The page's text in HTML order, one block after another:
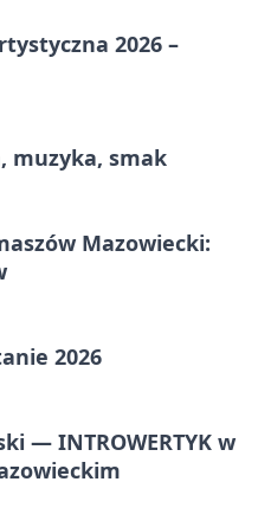
2026 –
muzyka, smak
Mazowiecki:
2026
— INTROWERTYK w